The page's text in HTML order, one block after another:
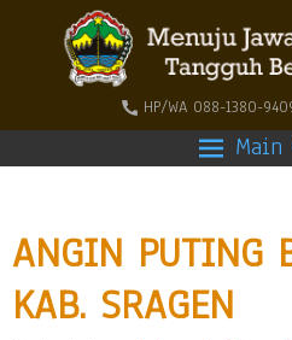
HP/WA 088-1380-
Main
ANGIN PUTING
KAB. SRAGEN